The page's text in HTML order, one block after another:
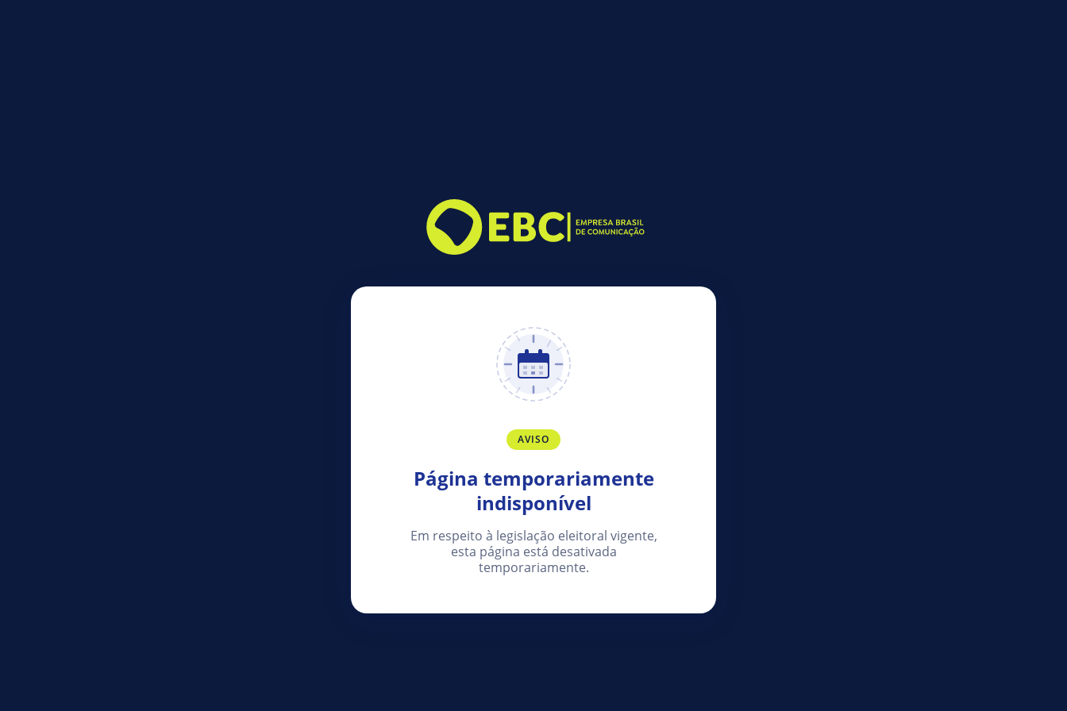
AVISO
Página temporariamente
indisponível
Em respeito à legislação eleitoral vigente,
esta página está desativada
temporariamente.